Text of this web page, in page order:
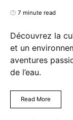
7 minute read
Découvrez la
et un
aventures
de l’eau.
Read More